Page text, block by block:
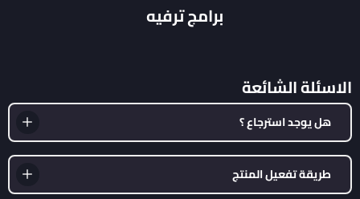
برامج ترفيه
الاسئلة الشائعة
هل يوجد استرجاع ؟
طريقة تفعيل المنتج